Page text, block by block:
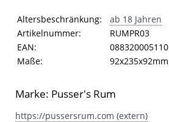
Artikelinformationen
Eigenschaft Wert
Altersbeschränkung:
ab 18 Jahren
Artikelnummer:
RUMPR03
EAN:
088320005110
Maße:
92x235x92mm
Marke: Pusser's Rum
https://pussersrum.com (extern)